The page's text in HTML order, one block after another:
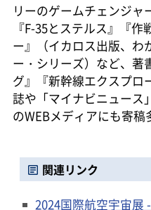
リーのゲームチェンジャ
『F-35とステルス』『
ー』（イカロス出版、わ
ー・シリーズ）など、著
グ』『新幹線エクスプロ
誌や「マイナビニュース
のWEBメディアにも寄稿
関連リンク
2024国際航空宇宙展